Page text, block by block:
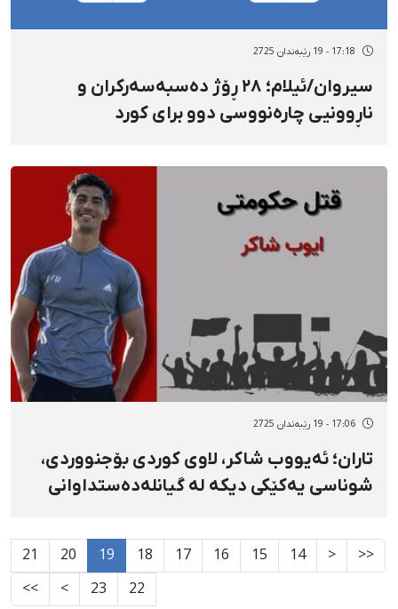
17:18 - 19 رێبەندان 2725
سیروان/ئیلام؛ ٢٨ ڕۆژ دەسبەسەرکران و
ناڕوونیی چارەنووسی دوو برای کورد
17:06 - 19 رێبەندان 2725
تاران؛ ئەیووب شاکر، لاوی کوردی بۆجنووردی،
شوناسی یەکێکی دیکە لە گیانلەدەستداوانی
<<
<
14
15
16
17
18
19
20
21
22
23
>
>>